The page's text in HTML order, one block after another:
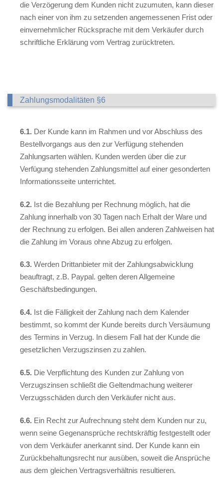
die Verzögerung dem Kunden nicht zuzumuten, kann dieser
nach einer von ihm zu setzenden angemessenen Frist oder
einvernehmlicher Rücksprache mit dem Verkäufer durch
schriftliche Erklärung vom Vertrag zurücktreten.
Zahlungsmodalitäten §6
6.1. Der Kunde kann im Rahmen und vor Abschluss des
Bestellvorgangs aus den zur Verfügung stehenden
Zahlungsarten wählen. Kunden werden über die zur
Verfügung stehenden Zahlungsmittel auf einer gesonderten
Informationsseite unterrichtet.
6.2. Ist die Bezahlung per Rechnung möglich, hat die
Zahlung innerhalb von 30 Tagen nach Erhalt der Ware und
der Rechnung zu erfolgen. Bei allen anderen Zahlweisen hat
die Zahlung im Voraus ohne Abzug zu erfolgen.
6.3. Werden Drittanbieter mit der Zahlungsabwicklung
beauftragt, z.B. Paypal. gelten deren Allgemeine
Geschäftsbedingungen.
6.4. Ist die Fälligkeit der Zahlung nach dem Kalender
bestimmt, so kommt der Kunde bereits durch Versäumung
des Termins in Verzug. In diesem Fall hat der Kunde die
gesetzlichen Verzugszinsen zu zahlen.
6.5. Die Verpflichtung des Kunden zur Zahlung von
Verzugszinsen schließt die Geltendmachung weiterer
Verzugsschäden durch den Verkäufer nicht aus.
6.6. Ein Recht zur Aufrechnung steht dem Kunden nur zu,
wenn seine Gegenansprüche rechtskräftig festgestellt oder
von dem Verkäufer anerkannt sind. Der Kunde kann ein
Zurückbehaltungsrecht nur ausüben, soweit die Ansprüche
aus dem gleichen Vertragsverhältnis resultieren.